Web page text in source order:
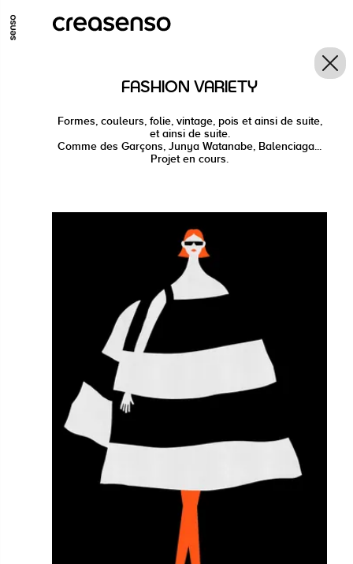
ALLER AU CONTENU PRINCIPAL
ALLER EN BAS DE PAGEFASHION VARIETY
Formes, couleurs, folie, vintage, pois et ainsi de suite,
et ainsi de suite.
Comme des Garçons, Junya Watanabe, Balenciaga...
Projet en cours.